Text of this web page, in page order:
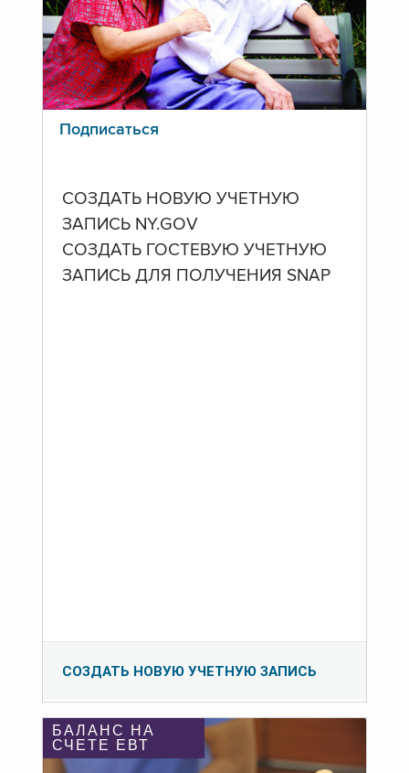
Подписаться
СОЗДАТЬ НОВУЮ УЧЕТНУЮ
ЗАПИСЬ NY.GOV
СОЗДАТЬ ГОСТЕВУЮ УЧЕТНУЮ
ЗАПИСЬ ДЛЯ ПОЛУЧЕНИЯ SNAP
СОЗДАТЬ НОВУЮ УЧЕТНУЮ ЗАПИСЬ
БАЛАНС НА
СЧЕТЕ ЕВТ